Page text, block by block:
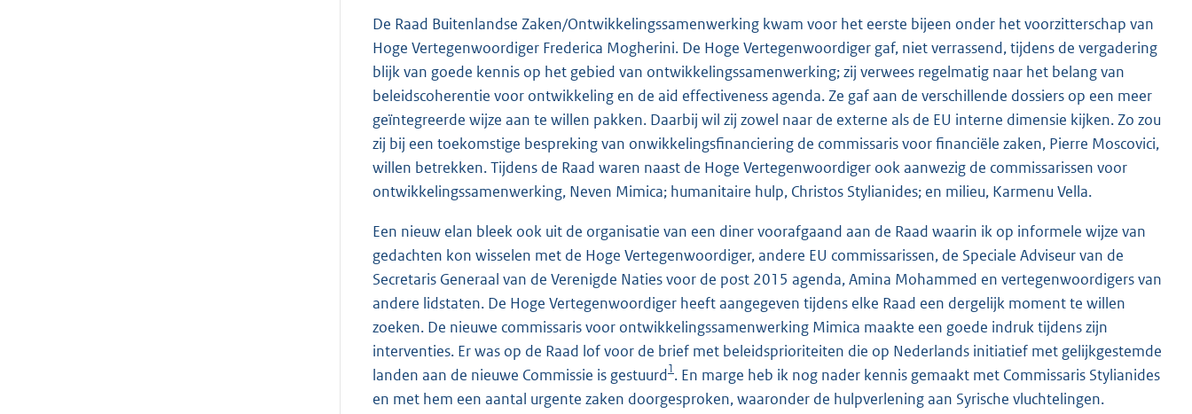
De Raad Buitenlandse Zaken/Ontwikkelingssamenwerking kwam voor het eerste bijeen onder het voorzitterschap van
Hoge Vertegenwoordiger Frederica Mogherini. De Hoge Vertegenwoordiger gaf, niet verrassend, tijdens de vergadering
blijk van goede kennis op het gebied van ontwikkelingssamenwerking; zij verwees regelmatig naar het belang van
beleidscoherentie voor ontwikkeling en de aid effectiveness agenda. Ze gaf aan de verschillende dossiers op een meer
geïntegreerde wijze aan te willen pakken. Daarbij wil zij zowel naar de externe als de EU interne dimensie kijken. Zo zou
zij bij een toekomstige bespreking van onwikkelingsfinanciering de commissaris voor financiële zaken, Pierre Moscovici,
willen betrekken. Tijdens de Raad waren naast de Hoge Vertegenwoordiger ook aanwezig de commissarissen voor
ontwikkelingssamenwerking, Neven Mimica; humanitaire hulp, Christos Stylianides; en milieu, Karmenu Vella.
Een nieuw elan bleek ook uit de organisatie van een diner voorafgaand aan de Raad waarin ik op informele wijze van
gedachten kon wisselen met de Hoge Vertegenwoordiger, andere EU commissarissen, de Speciale Adviseur van de
Secretaris Generaal van de Verenigde Naties voor de post 2015 agenda, Amina Mohammed en vertegenwoordigers van
andere lidstaten. De Hoge Vertegenwoordiger heeft aangegeven tijdens elke Raad een dergelijk moment te willen
zoeken. De nieuwe commissaris voor ontwikkelingssamenwerking Mimica maakte een goede indruk tijdens zijn
interventies. Er was op de Raad lof voor de brief met beleidsprioriteiten die op Nederlands initiatief met gelijkgestemde
landen aan de nieuwe Commissie is gestuurd1. En marge heb ik nog nader kennis gemaakt met Commissaris Stylianides
en met hem een aantal urgente zaken doorgesproken, waaronder de hulpverlening aan Syrische vluchtelingen.